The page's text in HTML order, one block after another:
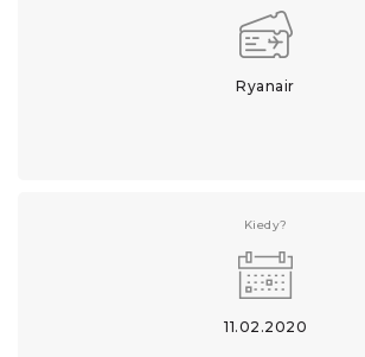
Ryanair
Kiedy?
11.02.2020